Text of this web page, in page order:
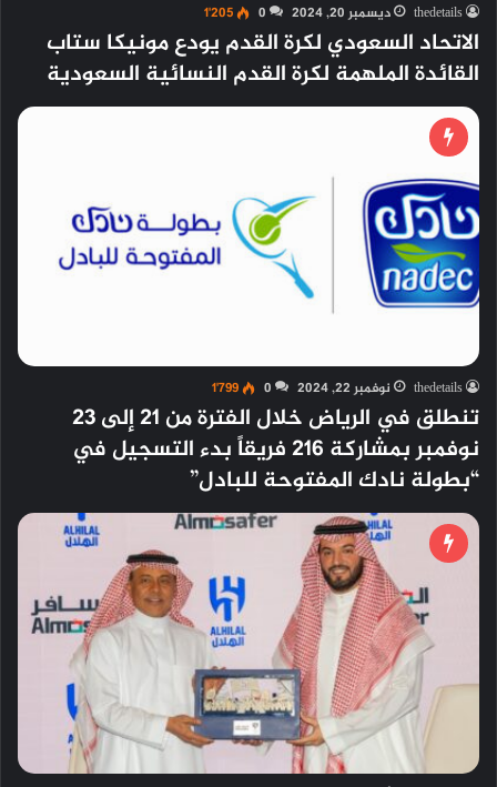
thedetails ديسمبر 20, 2024 0 1٬205
الاتحاد السعودي لكرة القدم يودع مونيكا ستاب
القائدة الملهمة لكرة القدم النسائية السعودية
thedetails نوفمبر 22, 2024 0 1٬799
تنطلق في الرياض خلال الفترة من 21 إلى 23
نوفمبر بمشاركة 216 فريقاً بدء التسجيل في
“بطولة نادك المفتوحة للبادل”